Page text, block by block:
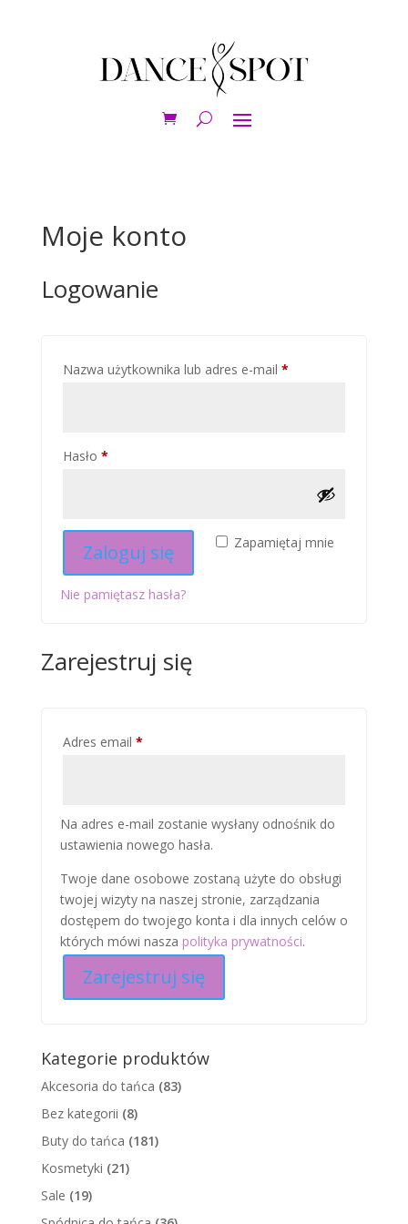
Moje konto
Logowanie
Nazwa użytkownika lub adres e-mail *Wymagane
Hasło *Wymagane
Zapamiętaj mnie
Zaloguj się
Nie pamiętasz hasła?
Zarejestruj się
Adres email *Wymagane
Na adres e-mail zostanie wysłany odnośnik do
ustawienia nowego hasła.
Twoje dane osobowe zostaną użyte do obsługi
twojej wizyty na naszej stronie, zarządzania
dostępem do twojego konta i dla innych celów o
których mówi nasza polityka prywatności.
Zarejestruj się
Kategorie produktów
Akcesoria do tańca (83)
Bez kategorii (8)
Buty do tańca (181)
Kosmetyki (21)
Sale (19)